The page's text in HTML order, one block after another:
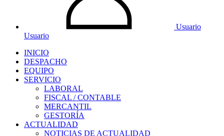
Usuario
Usuario
INICIO
DESPACHO
EQUIPO
SERVICIO
LABORAL
FISCAL / CONTABLE
MERCANTIL
GESTORÍA
ACTUALIDAD
NOTICIAS DE ACTUALIDAD